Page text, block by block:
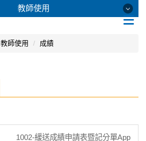
教師使用
教師使用 成績
1002-緩送成績申請表暨記分單App